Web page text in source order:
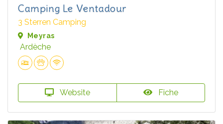
Camping Le Ventadour
3 Sterren Camping
Meyras
Ardèche
Website Fiche